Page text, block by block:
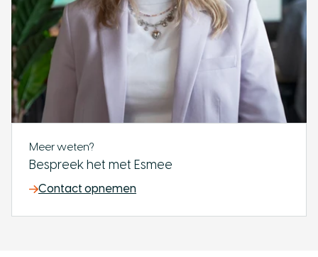
Meer weten?
Bespreek het met Esmee
Contact opnemen